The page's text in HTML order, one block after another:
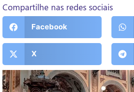
Compartilhe nas redes sociais
Facebook
X